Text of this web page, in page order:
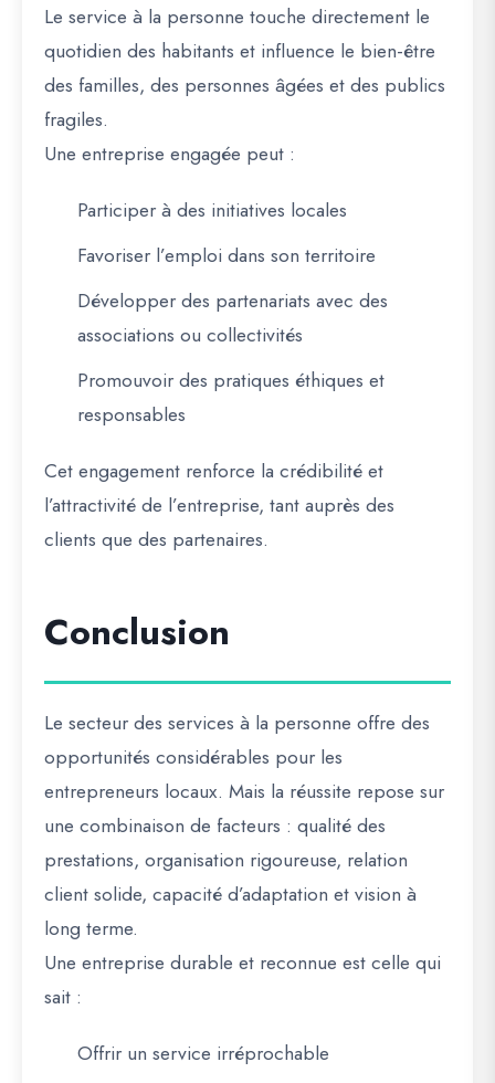
Le service à la personne touche directement le
quotidien des habitants et influence le bien-être
des familles, des personnes âgées et des publics
fragiles.
Une entreprise engagée peut :
Participer à des initiatives locales
Favoriser l’emploi dans son territoire
Développer des partenariats avec des
associations ou collectivités
Promouvoir des pratiques éthiques et
responsables
Cet engagement renforce la crédibilité et
l’attractivité de l’entreprise, tant auprès des
clients que des partenaires.
Conclusion
Le secteur des services à la personne offre des
opportunités considérables pour les
entrepreneurs locaux. Mais la réussite repose sur
une combinaison de facteurs : qualité des
prestations, organisation rigoureuse, relation
client solide, capacité d’adaptation et vision à
long terme.
Une entreprise durable et reconnue est celle qui
sait :
Offrir un service irréprochable